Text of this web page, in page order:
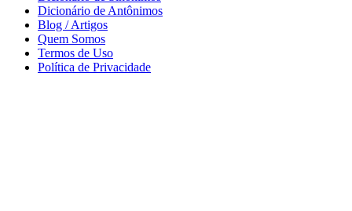
Dicionário de Antônimos
Blog / Artigos
Quem Somos
Termos de Uso
Política de Privacidade